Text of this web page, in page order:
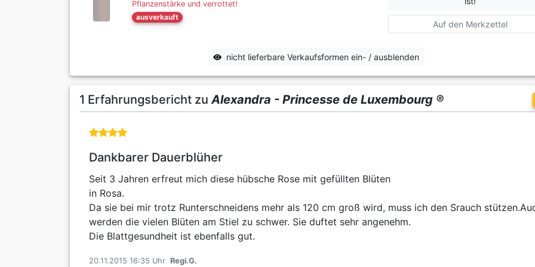
Pflanzenstärke und verrottet!
ausverkauft
Auf den Merkzettel
nicht lieferbare Verkaufsformen ein- / ausblenden
1 Erfahrungsbericht zuAlexandra - Princesse de Luxembourg ®
Dankbarer Dauerblüher
Seit 3 Jahren erfreut mich diese hübsche Rose mit gefüllten Blüten
in Rosa.
Da sie bei mir trotz Runterschneidens mehr als 120 cm groß wird, muss ich den Srauch
werden die vielen Blüten am Stiel zu schwer. Sie duftet sehr angenehm.
Die Blattgesundheit ist ebenfalls gut.
20.11.2015 16:35 Uhr Regi.G.